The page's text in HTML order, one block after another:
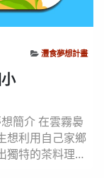
簡介 在雲霧裊
想利用自己家鄉
獨特的茶料理，
灃食夢想計畫